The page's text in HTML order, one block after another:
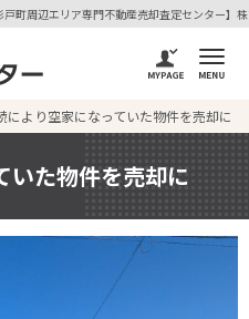
町周辺エリア専門不動産売却査定センター】
により空家になっていた物件を売却に
いた物件を売却に